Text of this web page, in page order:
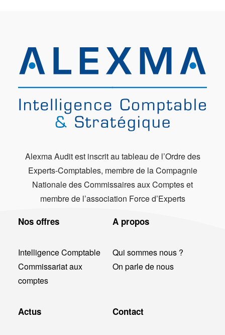
Alexma Audit est inscrit au tableau de l’Ordre des
Experts-Comptables, membre de la Compagnie
Nationale des Commissaires aux Comptes et
membre de l’association Force d’Experts
Nos offres
Intelligence Comptable
Commissariat aux
comptes
A propos
Qui sommes nous ?
On parle de nous
Actus Contact